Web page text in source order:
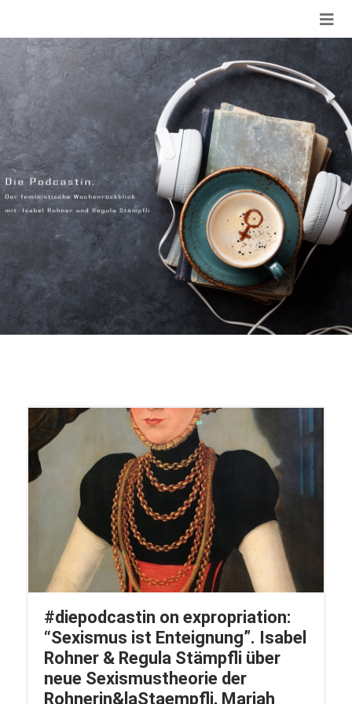
#diepodcastin on expropriation:
“Sexismus ist Enteignung”. Isabel
Rohner & Regula Stämpfli über
neue Sexismustheorie der
Rohnerin&laStaempfli, Mariah